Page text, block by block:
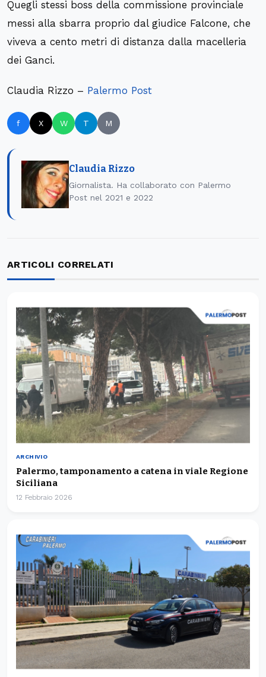
Quegli stessi boss della commissione provinciale
messi alla sbarra proprio dal giudice Falcone, che
viveva a cento metri di distanza dalla macelleria
dei Ganci.
Claudia Rizzo – Palermo Post
f X W T M
Claudia Rizzo
Giornalista. Ha collaborato con Palermo
Post nel 2021 e 2022
ARTICOLI CORRELATI
ARCHIVIO
Palermo, tamponamento a catena in viale Regione
Siciliana
12 Febbraio 2026